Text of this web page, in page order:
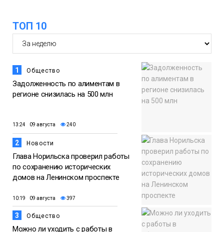
ТОП 10
1 Общество
Задолженность по алиментам в
регионе снизилась на 500 млн
13:24 09 августа 240
2 Новости
Глава Норильска проверил работы
по сохранению исторических
домов на Ленинском проспекте
10:19 09 августа 397
3 Общество
Можно ли уходить с работы в